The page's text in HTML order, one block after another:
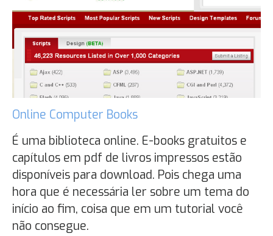
Online Computer Books
É uma biblioteca online. E-books gratuitos e
capítulos em pdf de livros impressos estão
disponíveis para download. Pois chega uma
hora que é necessária ler sobre um tema do
início ao fim, coisa que em um tutorial você
não consegue.